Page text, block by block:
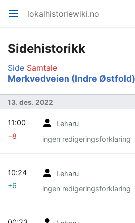
Åpne hovedmenyen lokalhistoriewiki.no
Sidehistorikk
Side Samtale
Mørkvedveien (Indre Østfold)
13. des. 2022
Leharu
ingen redigeringsforklaring
11:00
−8
Leharu
ingen redigeringsforklaring
10:24
+6